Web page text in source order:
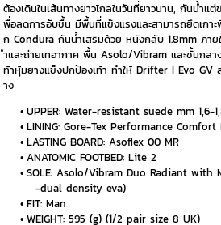
ต้องเดินในเส้นทางยาวไกลในวันที่ยาวนาน, กันน้ำแ
พื่อลดการอับชื้น มีพื้นที่แข็งแรงและสามารถยึดเกา
ก Condura กันน้ำเสริมด้วย หนังกลับ 1.8mm ภา
ำและถ่ายเทอากาศ พื้น Asolo/Vibram และชั้นกล
ท้าหุ้มยางแข็งปกป้องเท้า ทำให้ Drifter I Evo GV
าง
UPPER: Water-resistant suede mm 1,6-
LINING: Gore-Tex Performance Comfort
LASTING BOARD: Asoflex 00 MR
ANATOMIC FOOTBED: Lite 2
SOLE: Asolo/Vibram Duo Radiant with
-dual density eva)
FIT: Man
WEIGHT: 595 (g) (1/2 pair size 8 UK)